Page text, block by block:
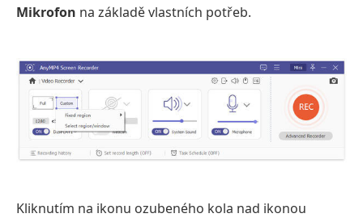
Mikrofon na základě vlastních potřeb.
Kliknutím na ikonu ozubeného kola nad ikonou